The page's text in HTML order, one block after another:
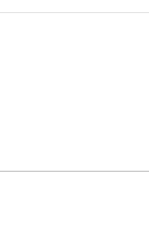
用李慶神之
殘餘分子，並